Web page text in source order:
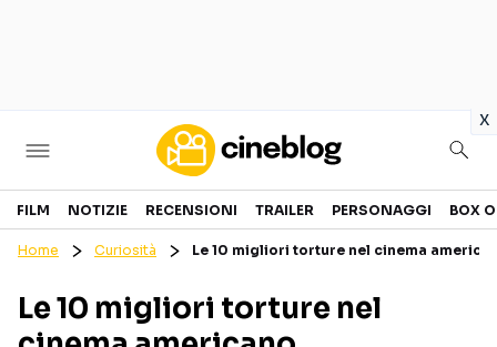
x
Cinema
GENERI
CANALI STREAMING
FILM NOTIZIE RECENSIONI TRAILER PERSONAGGI BOX
Home Curiosità Le 10 migliori torture nel cinema
Le 10 migliori torture nel